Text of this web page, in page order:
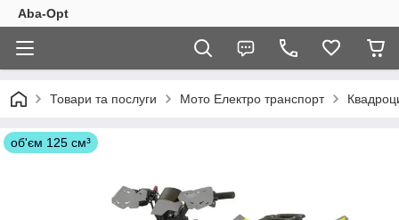
Aba-Opt
Товари та послуги Мото Електро транспорт
об'єм 125 см³